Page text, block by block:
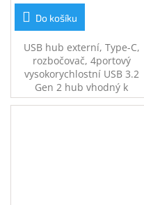
Do košíku
USB hub externí, Type-C,
rozbočovač, 4portový
vysokorychlostní USB 3.2
Gen 2 hub vhodný k
ultrabookům. Kabel USB-C